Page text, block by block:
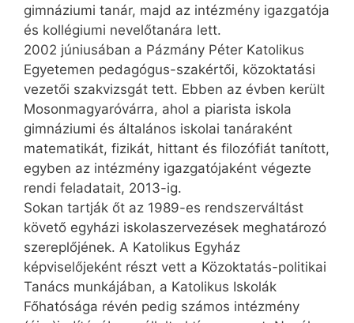
gimnáziumi tanár, majd az intézmény igazgatója
és kollégiumi nevelőtanára lett.
2002 júniusában a Pázmány Péter Katolikus
Egyetemen pedagógus-szakértői, közoktatási
vezetői szakvizsgát tett. Ebben az évben került
Mosonmagyaróvárra, ahol a piarista iskola
gimnáziumi és általános iskolai tanáraként
matematikát, fizikát, hittant és filozófiát tanított,
egyben az intézmény igazgatójaként végezte
rendi feladatait, 2013-ig.
Sokan tartják őt az 1989-es rendszerváltást
követő egyházi iskolaszervezések meghatározó
szereplőjének. A Katolikus Egyház
képviselőjeként részt vett a Közoktatás-politikai
Tanács munkájában, a Katolikus Iskolák
Főhatósága révén pedig számos intézmény